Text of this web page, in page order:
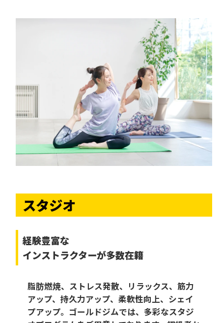
スタジオ
経験豊富な
インストラクターが多数在籍
脂肪燃焼、ストレス発散、リラックス、筋力
アップ、持久力アップ、柔軟性向上、シェイ
プアップ。ゴールドジムでは、多彩なスタジ